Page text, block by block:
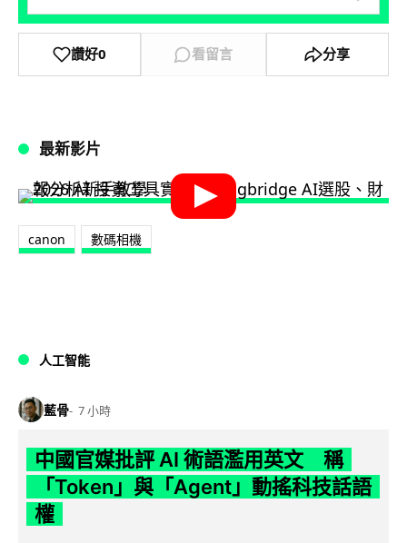
讚好0 看留言 分享
最新影片
canon 數碼相機
人工智能
藍骨 7 小時
中國官媒批評 AI 術語濫用英文 稱
「Token」與「Agent」動搖科技話語
權